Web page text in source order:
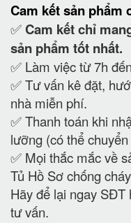
Cam kếtsản phẩm
✅ Cam kếtchỉ
sản phẩm tốt nhất.
✅ Làm việc từ 7h
✅ Tư vấn kê đặt,
nhà miễn phí.
✅ Thanh toán khi
lưỡng (có thể
✅ Mọi thắc mắc về
Tủ Hồ Sơ chống
Hãy để lại ngay
tư vấn.